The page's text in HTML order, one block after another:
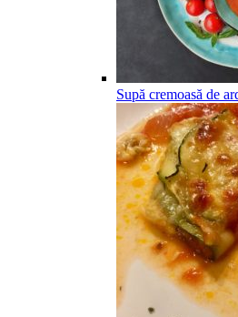
Supă cremoasă de